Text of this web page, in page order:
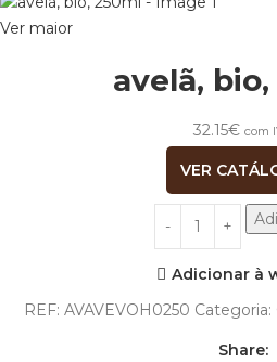
Ver maior
avelã,
32.15€ com
VER
Adicionar à
REF: AVAVEVOH0250 Categoria:
Share: